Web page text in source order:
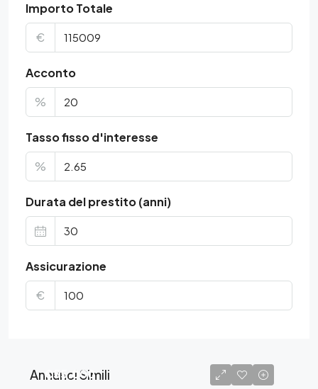
Importo Totale
€
Acconto
%
Tasso fisso d'interesse
%
Durata del prestito (anni)
Assicurazione
€
Annunci Simili
€55.000